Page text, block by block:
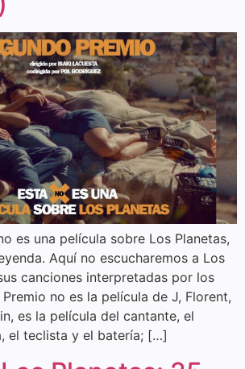
es una película sobre Los Planetas,
Aquí no escucharemos a Los
canciones interpretadas por los
no es la película de J, Florent,
es la película del cantante, el
el teclista y el batería; […]